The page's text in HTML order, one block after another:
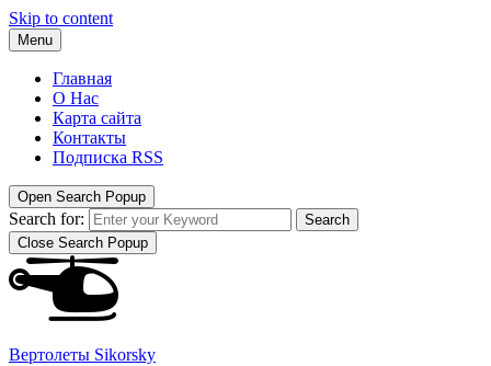
Skip to content
Menu
Главная
О Нас
Карта сайта
Контакты
Подписка RSS
Open Search Popup
Search for:
Search
Close Search Popup
Вертолеты Sikorsky